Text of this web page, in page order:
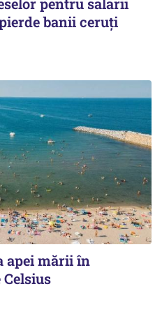
banii ceruți
apei mării în